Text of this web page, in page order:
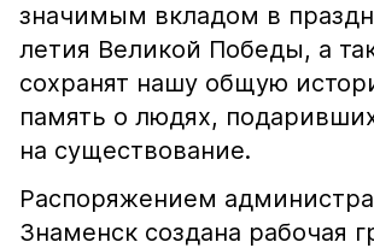
значимым вкладом в
летия Великой Победы, а
сохранят нашу общую
память о людях,
на существование.
Распоряжением
Знаменск создана рабочая